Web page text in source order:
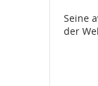
Seine
der